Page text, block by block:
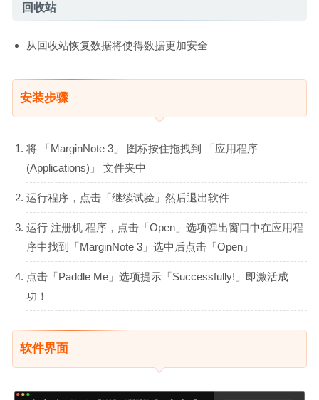
回收站
从回收站恢复数据将使得数据更加安全
安装步骤
将 「MarginNote 3」 图标按住拖拽到 「应用程序
(Applications)」 文件夹中
运行程序，点击「继续试验」然后退出软件
运行 注册机 程序，点击「Open」选项弹出窗口中在应用程
序中找到「MarginNote 3」选中后点击「Open」
点击「Paddle Me」选项提示「Successfully!」即激活成
功！
软件界面